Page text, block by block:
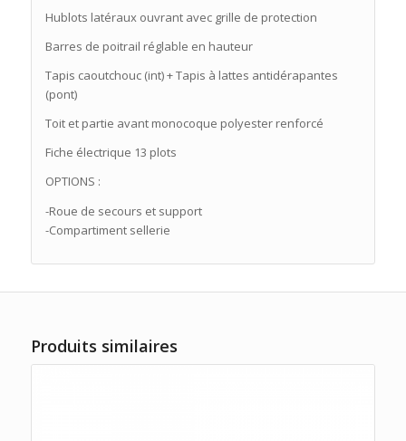
Hublots latéraux ouvrant avec grille de protection
Barres de poitrail réglable en hauteur
Tapis caoutchouc (int) + Tapis à lattes antidérapantes
(pont)
Toit et partie avant monocoque polyester renforcé
Fiche électrique 13 plots
OPTIONS :
-Roue de secours et support
-Compartiment sellerie
Produits similaires